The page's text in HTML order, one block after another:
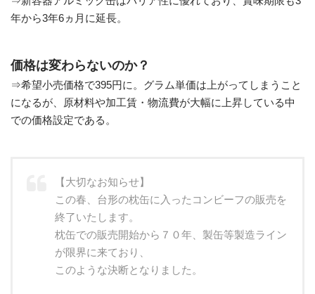
年から3年6ヵ月に延長。
価格は変わらないのか？
⇒希望小売価格で395円に。グラム単価は上がってしまうこと
になるが、原材料や加工賃・物流費が大幅に上昇している中
での価格設定である。
【大切なお知らせ】
この春、台形の枕缶に入ったコンビーフの販売を
終了いたします。
枕缶での販売開始から７０年、製缶等製造ライン
が限界に来ており、
このような決断となりました。